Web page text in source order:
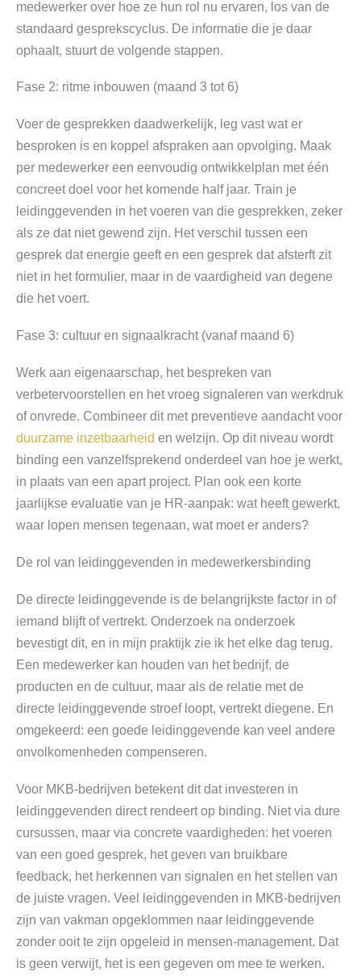
medewerker over hoe ze hun rol nu ervaren, los van de
standaard gesprekscyclus. De informatie die je daar
ophaalt, stuurt de volgende stappen.
Fase 2: ritme inbouwen (maand 3 tot 6)
Voer de gesprekken daadwerkelijk, leg vast wat er
besproken is en koppel afspraken aan opvolging. Maak
per medewerker een eenvoudig ontwikkelplan met één
concreet doel voor het komende half jaar. Train je
leidinggevenden in het voeren van die gesprekken, zeker
als ze dat niet gewend zijn. Het verschil tussen een
gesprek dat energie geeft en een gesprek dat afsterft zit
niet in het formulier, maar in de vaardigheid van degene
die het voert.
Fase 3: cultuur en signaalkracht (vanaf maand 6)
Werk aan eigenaarschap, het bespreken van
verbetervoorstellen en het vroeg signaleren van werkdruk
of onvrede. Combineer dit met preventieve aandacht voor
duurzame inzetbaarheid en welzijn. Op dit niveau wordt
binding een vanzelfsprekend onderdeel van hoe je werkt,
in plaats van een apart project. Plan ook een korte
jaarlijkse evaluatie van je HR-aanpak: wat heeft gewerkt,
waar lopen mensen tegenaan, wat moet er anders?
De rol van leidinggevenden in medewerkersbinding
De directe leidinggevende is de belangrijkste factor in of
iemand blijft of vertrekt. Onderzoek na onderzoek
bevestigt dit, en in mijn praktijk zie ik het elke dag terug.
Een medewerker kan houden van het bedrijf, de
producten en de cultuur, maar als de relatie met de
directe leidinggevende stroef loopt, vertrekt diegene. En
omgekeerd: een goede leidinggevende kan veel andere
onvolkomenheden compenseren.
Voor MKB-bedrijven betekent dit dat investeren in
leidinggevenden direct rendeert op binding. Niet via dure
cursussen, maar via concrete vaardigheden: het voeren
van een goed gesprek, het geven van bruikbare
feedback, het herkennen van signalen en het stellen van
de juiste vragen. Veel leidinggevenden in MKB-bedrijven
zijn van vakman opgeklommen naar leidinggevende
zonder ooit te zijn opgeleid in mensen-management. Dat
is geen verwijt, het is een gegeven om mee te werken.